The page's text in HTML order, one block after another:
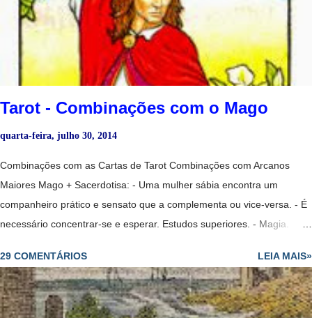
em fantasias. - Pode representar uma mulher imprudente e
excessivamente idealista e sonhadora. - Amor que não se expressa e
que finalmente se liberta. - Relação passageira. - No dinheiro, cuidado
com suas economias, possível desperdício de...
Tarot - Combinações com o Mago
quarta-feira, julho 30, 2014
Combinações com as Cartas de Tarot Combinações com Arcanos
Maiores Mago + Sacerdotisa: - Uma mulher sábia encontra um
companheiro prático e sensato que a complementa ou vice-versa. - É
necessário concentrar-se e esperar. Estudos superiores. - Magia.
problemas que pareciam estagnados agora está começando a ser
solucionados, embora lentamente. Mago + Sacerdotisa Invertida: -
Encontrará trabalho mas alguém invejoso lhe colocará obstáculos. -
29 COMENTÁRIOS LEIA MAIS»